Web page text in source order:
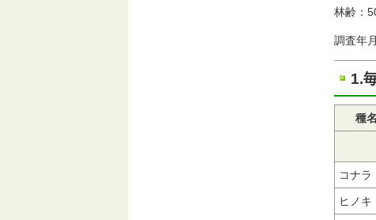
林齢：
調査年
1.
種名
コナラ
ヒノキ